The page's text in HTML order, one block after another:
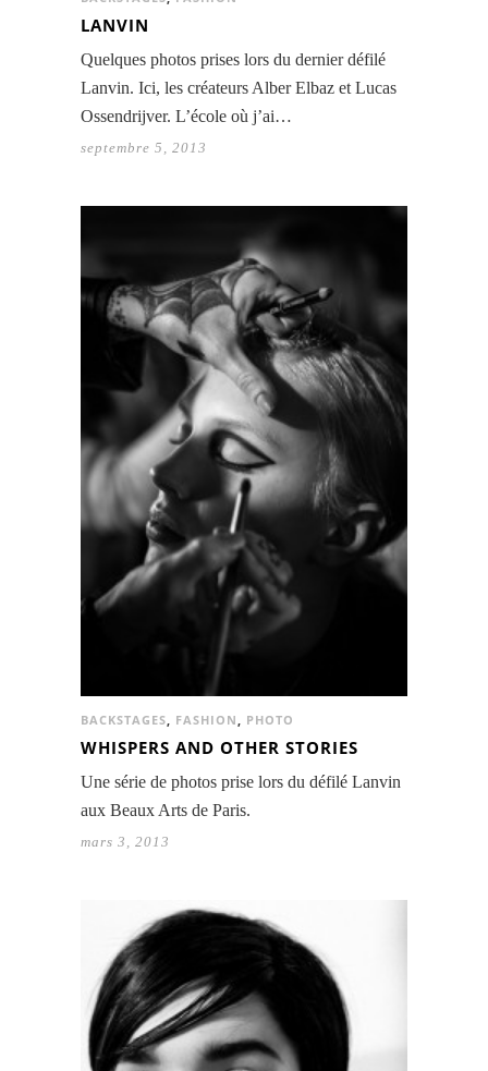
LANVIN
Quelques photos prises lors du dernier défilé
Lanvin. Ici, les créateurs Alber Elbaz et Lucas
Ossendrijver. L’école où j’ai…
septembre 5, 2013
BACKSTAGES FASHION PHOTO
WHISPERS AND OTHER STORIES
Une série de photos prise lors du défilé Lanvin
aux Beaux Arts de Paris.
mars 3, 2013